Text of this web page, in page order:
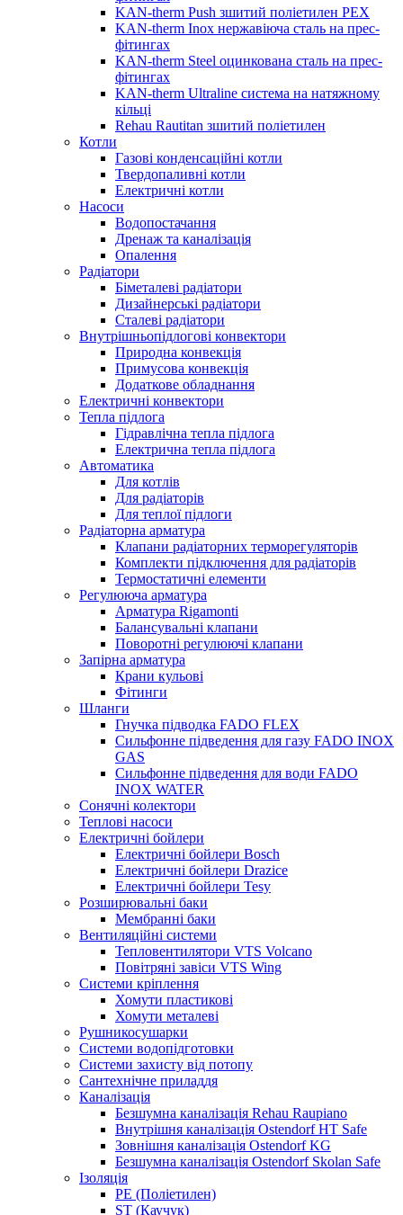
KAN-therm Push зшитий поліетилен PEX
KAN-therm Inox нержавіюча сталь на прес-
фітингах
KAN-therm Steel оцинкована сталь на прес-
фітингах
KAN-therm Ultraline система на натяжному
кільці
Rehau Rautitan зшитий поліетилен
Котли
Газові конденсаційні котли
Твердопаливні котли
Електричні котли
Насоси
Водопостачання
Дренаж та каналізація
Опалення
Радіатори
Біметалеві радіатори
Дизайнерські радіатори
Сталеві радіатори
Внутрішньопідлогові конвектори
Природна конвекція
Примусова конвекція
Додаткове обладнання
Електричні конвектори
Тепла підлога
Гідравлічна тепла підлога
Електрична тепла підлога
Автоматика
Для котлів
Для радіаторів
Для теплої підлоги
Радіаторна арматура
Клапани радіаторних терморегуляторів
Комплекти підключення для радіаторів
Термостатичні елементи
Регулююча арматура
Арматура Rigamonti
Балансувальні клапани
Поворотні регулюючі клапани
Запірна арматура
Крани кульові
Фітинги
Шланги
Гнучка підводка FADO FLEX
Сильфонне підведення для газу FADO INOX
GAS
Сильфонне підведення для води FADO
INOX WATER
Сонячні колектори
Теплові насоси
Електричні бойлери
Електричні бойлери Bosch
Електричні бойлери Drazice
Електричні бойлери Tesy
Розширювальні баки
Мембранні баки
Вентиляційні системи
Тепловентилятори VTS Volcano
Повітряні завіси VTS Wing
Системи кріплення
Хомути пластикові
Хомути металеві
Рушникосушарки
Системи водопідготовки
Системи захисту від потопу
Сантехнічне приладдя
Каналізація
Безшумна каналізація Rehau Raupiano
Внутрішня каналізація Ostendorf HT Safe
Зовнішня каналізація Ostendorf KG
Безшумна каналізація Ostendorf Skolan Safe
Ізоляція
PE (Поліетилен)
ST (Каучук)